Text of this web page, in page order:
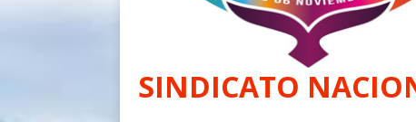
SINDICATO